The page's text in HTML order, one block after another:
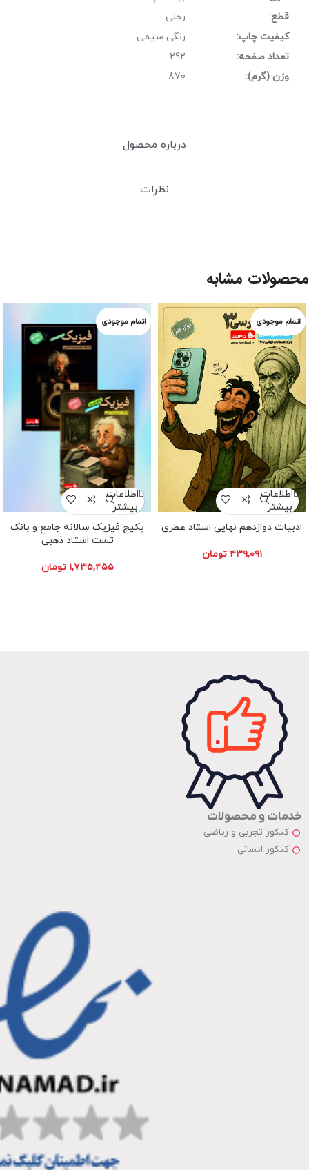
درباره محصول
نظرات
قطع:
رحلی
کیفیت چاپ:
رنگی سیمی
تعداد صفحه:
292
وزن (گرم):
870
محصولات مشابه
اطلاعات
بیشتر
ادبیات دوازدهم نهایی استاد عطری
۴۳۹,۰۹۱ تومان
اطلاعات
بیشتر
پکیج فیزیک سالانه جامع و بانک
تست استاد ذهبی
۱,۷۳۵,۴۵۵ تومان
خدمات و محصولات
کنکور تجربی و ریاضی
کنکور انسانی